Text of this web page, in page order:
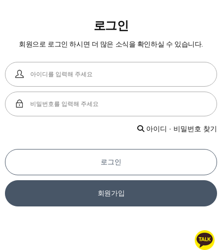
로그인
회원으로 로그인 하시면 더 많은 소식을 확인하실 수 있습니다.
아이디 · 비밀번호 찾기
로그인
회원가입